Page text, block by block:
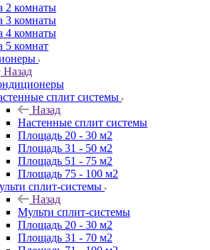
2 комнаты
3 комнаты
4 комнаты
5 комнат
Назад
сплит системы
Назад
Настенные сплит системы
Площадь 20 - 30 м2
Площадь 31 - 50 м2
Площадь 51 - 75 м2
Площадь 75 - 100 м2
сплит-системы
Назад
Мульти сплит-системы
Площадь 20 - 30 м2
Площадь 31 - 70 м2